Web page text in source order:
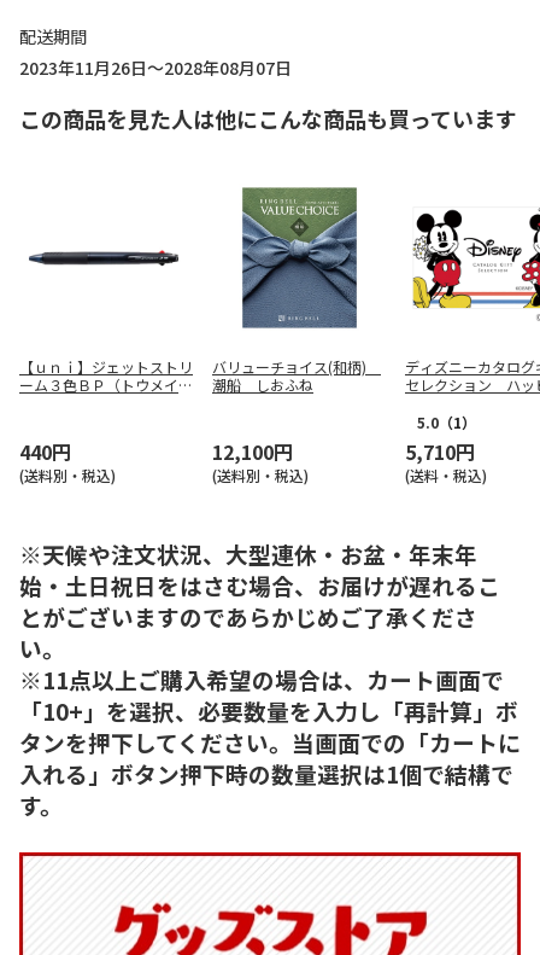
配送期間
2023年11月26日～2028年08月07日
この商品を見た人は他にこんな商品も買っています
【ｕｎｉ】ジェットストリ
ーム３色ＢＰ（トウメイブ
440円
(送料別・税込)
バリューチョイス(和柄)
潮船 しおふね
12,100円
(送料別・税込)
ディズニーカタログ
セレクション ハ
【慶事用】
5.0 （1）
5,710円
(送料・税込)
※天候や注文状況、大型連休・お盆・年末年
始・土日祝日をはさむ場合、お届けが遅れるこ
とがございますのであらかじめご了承くださ
い。
※11点以上ご購入希望の場合は、カート画面で
「10+」を選択、必要数量を入力し「再計算」ボ
タンを押下してください。当画面での「カートに
入れる」ボタン押下時の数量選択は1個で結構で
す。